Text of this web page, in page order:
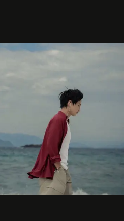
"take the risk" khác, ngoài